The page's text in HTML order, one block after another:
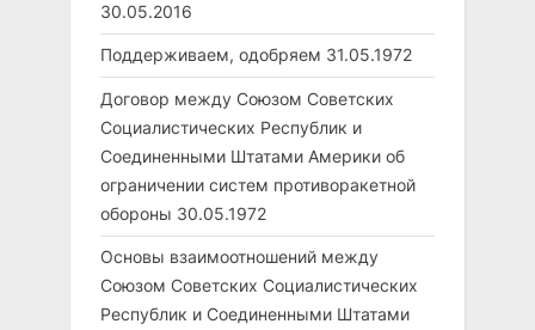
30.05.2016
Поддерживаем, одобряем 31.05.1972
Договор между Союзом Советских
Социалистических Республик и
Соединенными Штатами Америки об
ограничении систем противоракетной
обороны 30.05.1972
Основы взаимоотношений между
Союзом Советских Социалистических
Республик и Соединенными Штатами